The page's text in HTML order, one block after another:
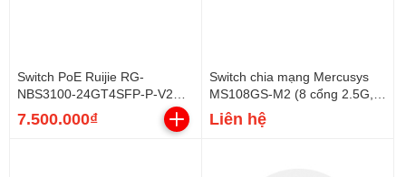
Switch PoE Ruijie RG-
NBS3100-24GT4SFP-P-V2
(24 cổng PoE Gigabit, 4 SFP,
370W)
7.500.000₫
Switch chia mạng Mercusys
MS108GS-M2 (8 cổng 2.5G,
vỏ sắt)
Liên hệ